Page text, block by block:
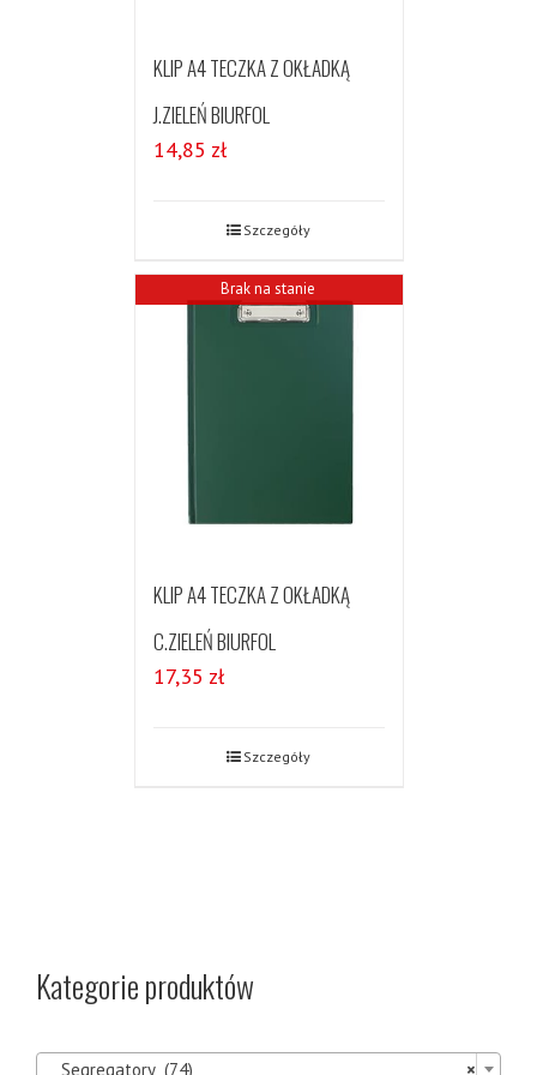
KLIP A4 TECZKA Z OKŁADKĄ
J.ZIELEŃ BIURFOL
14,85 zł
Szczegóły
Brak na stanie
KLIP A4 TECZKA Z OKŁADKĄ
C.ZIELEŃ BIURFOL
17,35 zł
Szczegóły
Kategorie produktów
×
Segregatory (74)